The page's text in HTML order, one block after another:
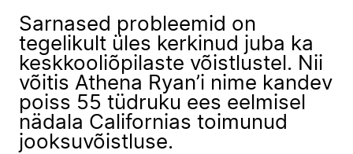
Sarnased probleemid on
tegelikult üles kerkinud juba ka
keskkooliõpilaste võistlustel. Nii
võitis Athena Ryan’i nime kandev
poiss 55 tüdruku ees eelmisel
nädala Californias toimunud
jooksuvõistluse.